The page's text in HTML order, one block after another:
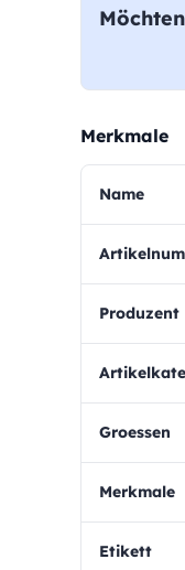
Merkmale
Name
Produzent
Groessen
Merkmale
Etikett